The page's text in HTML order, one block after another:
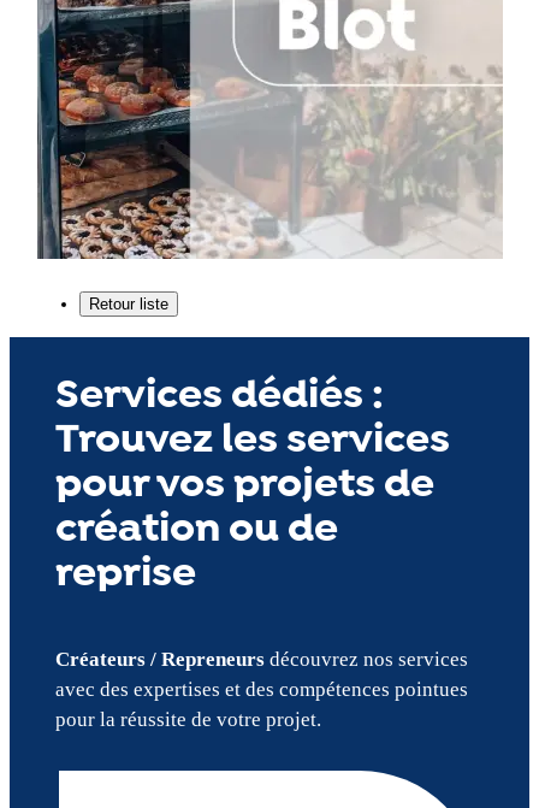
Services dédiés :
Trouvez les services
pour vos projets de
création ou de
reprise
Créateurs / Repreneursdécouvrez nos services
avec des expertises et des compétences pointues
pour la réussite de votre projet.